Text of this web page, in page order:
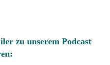
zu unserem Podcast